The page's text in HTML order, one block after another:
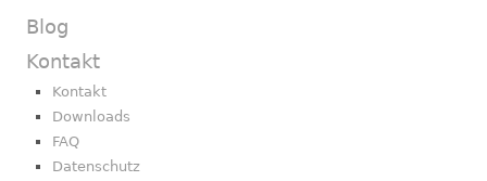
Blog
Kontakt
Kontakt
Downloads
FAQ
Datenschutz